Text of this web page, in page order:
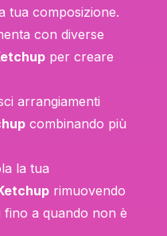
tua composizione.
con diverse
per creare
arrangiamenti
combinando più
la tua
rimuovendo
fino a quando non è